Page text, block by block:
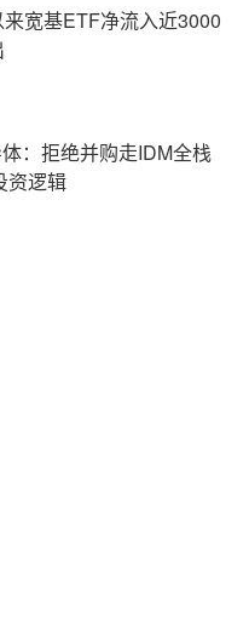
宽基ETF净流入近3000
：拒绝并购走IDM全栈
资逻辑